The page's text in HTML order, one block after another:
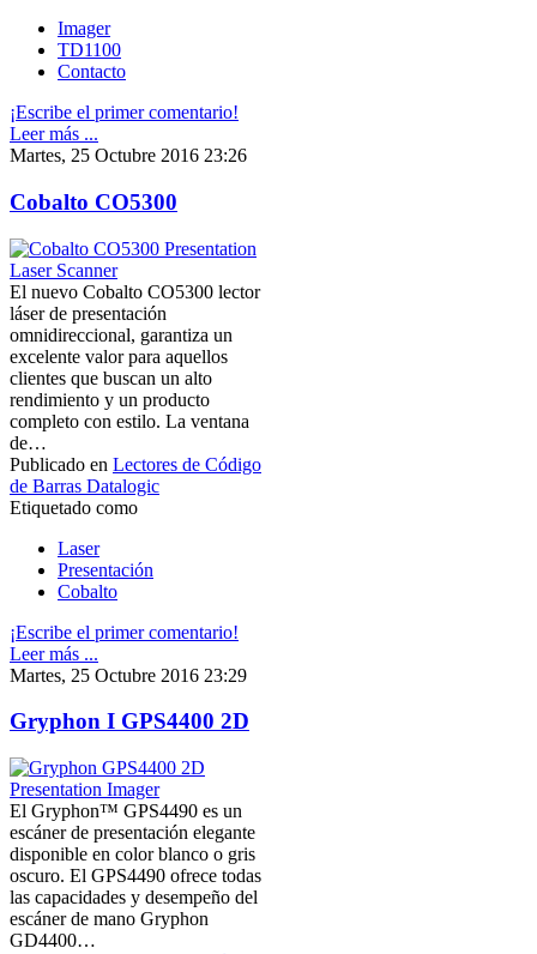
Imager
TD1100
Contacto
¡Escribe el primer comentario!
Leer más ...
Martes, 25 Octubre 2016 23:26
Cobalto CO5300
El nuevo Cobalto CO5300 lector
láser de presentación
omnidireccional, garantiza un
excelente valor para aquellos
clientes que buscan un alto
rendimiento y un producto
completo con estilo. La ventana
de…
Publicado en Lectores de Código
de Barras Datalogic
Etiquetado como
Laser
Presentación
Cobalto
¡Escribe el primer comentario!
Leer más ...
Martes, 25 Octubre 2016 23:29
Gryphon I GPS4400 2D
El Gryphon™ GPS4490 es un
escáner de presentación elegante
disponible en color blanco o gris
oscuro. El GPS4490 ofrece todas
las capacidades y desempeño del
escáner de mano Gryphon
GD4400…